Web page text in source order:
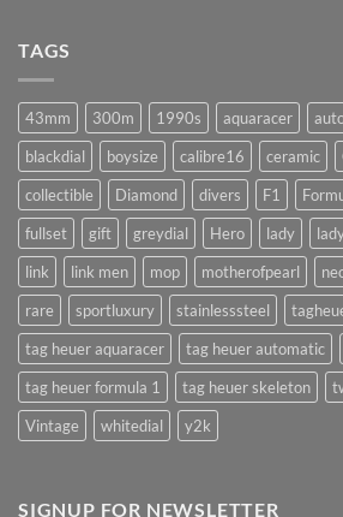
มั้ย
!?
TAGS
43mm 300m 1990s aquaracer
blackdial
boysize calibre16 ceramic
collectible
Diamond divers F1
fullset
gift greydial Hero lady
link
link men mop motherofpearl
rare
sportluxury stainlesssteel
tag heuer aquaracer
tag heuer automatic
tag heuer formula 1
tag heuer skeleton
Vintage
whitedial y2k
SIGNUP FOR NEWSLETTER